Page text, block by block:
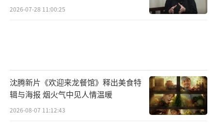
2026-07-28 11:00:25
沈腾新片《欢迎来龙餐馆》释出美食特
辑与海报 烟火气中见人情温暖
2026-08-07 11:12:43